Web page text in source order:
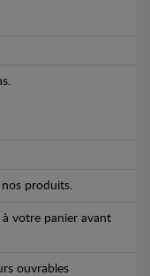
produits.
votre panier avant
ouvrables